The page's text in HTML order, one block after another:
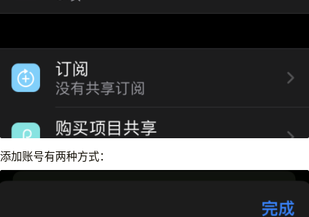
添加账号有两种方式：